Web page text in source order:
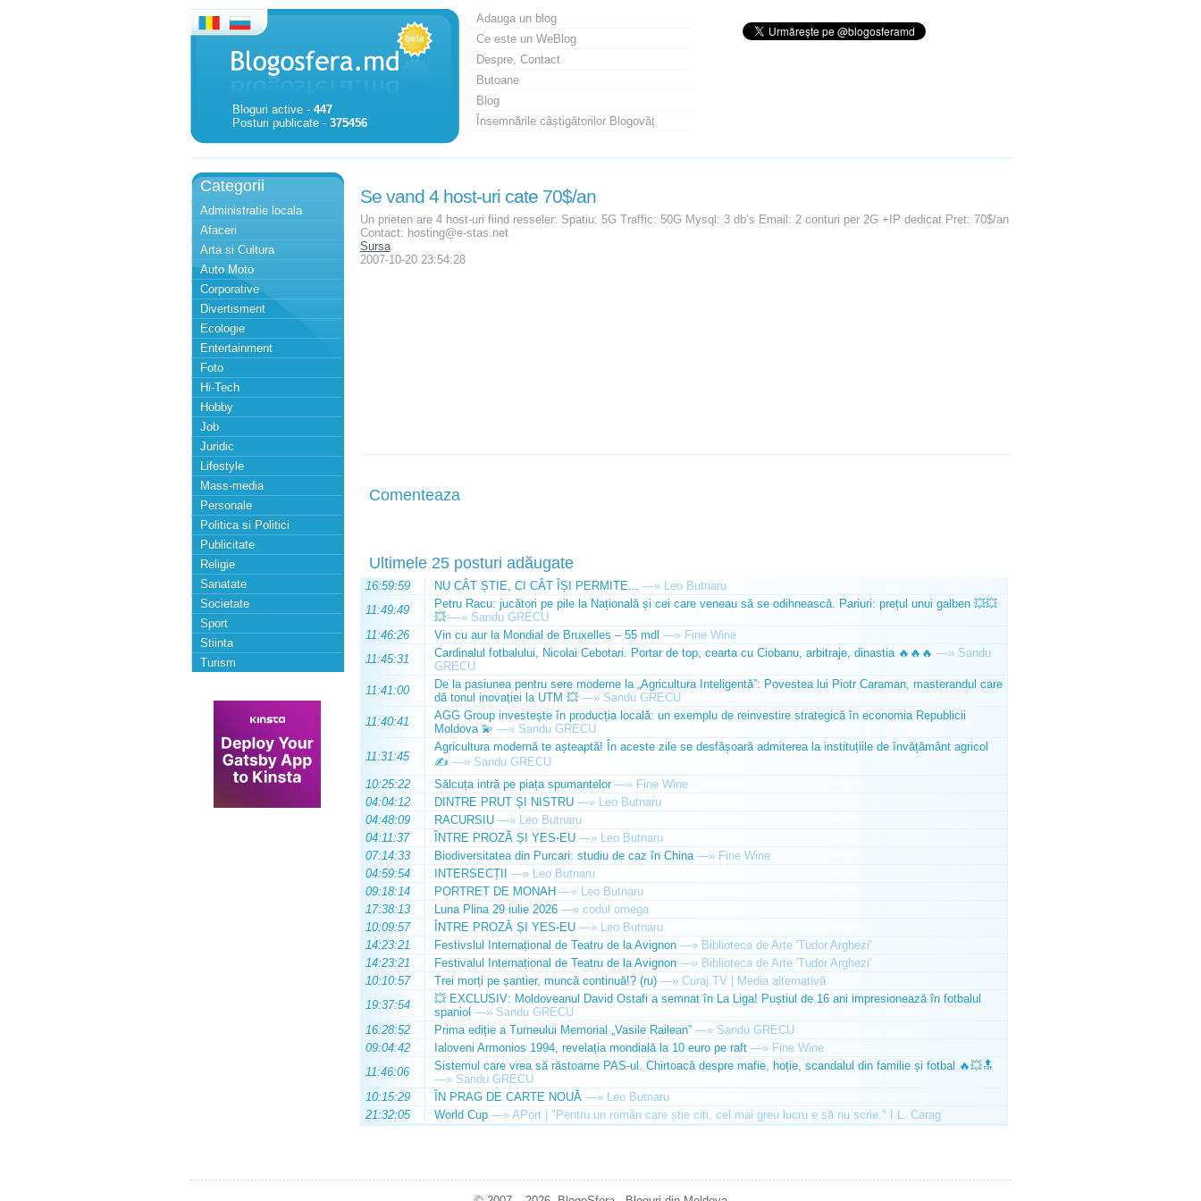
Bloguri active - 447
Posturi publicate - 375456
Adauga un blog
Ce este un WeBlog
Despre, Contact
Butoane
Blog
Însemnările câștigătorilor Blogovăț
Categorii
Administratie locala
Afaceri
Arta si Cultura
Auto Moto
Corporative
Divertisment
Ecologie
Entertainment
Foto
Hi-Tech
Hobby
Job
Juridic
Lifestyle
Mass-media
Personale
Politica si Politici
Publicitate
Religie
Sanatate
Societate
Sport
Stiinta
Turism
Se vand 4 host-uri cate 70$/an
Un prieten are 4 host-uri fiind resseler: Spatiu: 5G Traffic: 50G Mysql: 3 db’s Email: 2 conturi per 2G +IP dedicat Pret: 70$/an
Contact: hosting@e-stas.net
Sursa
2007-10-20 23:54:28
Comenteaza
Ultimele 25 posturi adăugate
16:59:59 NU CÂT ȘTIE, CI CÂT ÎȘI PERMITE... —» Leo Butnaru
11:49:49
Petru Racu: jucători pe pile la Națională și cei care veneau să se odihnească. Pariuri: prețul unui galben 💥💥
💥 —» Sandu GRECU
11:46:26
Vin cu aur la Mondial de Bruxelles – 55 mdl —» Fine Wine
11:45:31
Cardinalul fotbalului, Nicolai Cebotari. Portar de top, cearta cu Ciobanu, arbitraje, dinastia 🔥🔥🔥 —» Sandu
GRECU
11:41:00
De la pasiunea pentru sere moderne la „Agricultura Inteligentă”: Povestea lui Piotr Caraman, masterandul care
dă tonul inovației la UTM 💥 —» Sandu GRECU
11:40:41
AGG Group investește în producția locală: un exemplu de reinvestire strategică în economia Republicii
Moldova 💫 —» Sandu GRECU
11:31:45
Agricultura modernă te așteaptă! În aceste zile se desfășoară admiterea la instituțiile de învățământ agricol
✍️ —» Sandu GRECU
10:25:22
Sălcuța intră pe piața spumantelor —» Fine Wine
04:04:12
DINTRE PRUT ȘI NISTRU —» Leo Butnaru
04:48:09
RACURSIU —» Leo Butnaru
04:11:37
ÎNTRE PROZĂ ȘI YES-EU —» Leo Butnaru
07:14:33
Biodiversitatea din Purcari: studiu de caz în China —» Fine Wine
04:59:54
INTERSECȚII —» Leo Butnaru
09:18:14
PORTRET DE MONAH —» Leo Butnaru
17:38:13
Luna Plina 29 iulie 2026 —» codul omega
10:09:57
ÎNTRE PROZĂ ȘI YES-EU —» Leo Butnaru
14:23:21
Festivslul Internațional de Teatru de la Avignon —» Biblioteca de Arte 'Tudor Arghezi'
14:23:21
Festivalul Internațional de Teatru de la Avignon —» Biblioteca de Arte 'Tudor Arghezi'
10:10:57
Trei morți pe șantier, muncă continuă!? (ru) —» Curaj.TV | Media alternativă
19:37:54
💥 EXCLUSIV: Moldoveanul David Ostafi a semnat în La Liga! Puștiul de 16 ani impresionează în fotbalul
spaniol —» Sandu GRECU
16:28:52
Prima ediție a Turneului Memorial „Vasile Railean” —» Sandu GRECU
09:04:42
Ialoveni Armonios 1994, revelația mondială la 10 euro pe raft —» Fine Wine
11:46:06
Sistemul care vrea să răstoarne PAS-ul. Chirtoacă despre mafie, hoție, scandalul din familie și fotbal 🔥💥🔝
—» Sandu GRECU
10:15:29
ÎN PRAG DE CARTE NOUĂ —» Leo Butnaru
21:32:05
World Cup —» APort | "Pentru un român care știe citi, cel mai greu lucru e să nu scrie." I.L. Carag